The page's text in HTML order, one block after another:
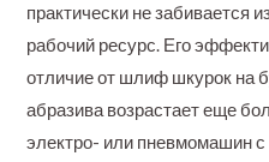
практически не забивается
рабочий ресурс. Его
отличие от шлиф шкурок на
абразива возрастает еще
электро- или пневмомашин